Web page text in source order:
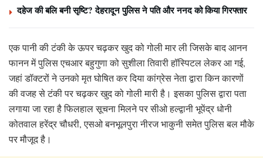
दहेज की बलि बनी सृष्टि? देहरादून पुलिस ने पति और ननद को किया गिरफ्तार
एक पानी की टंकी के ऊपर चढ़कर खुद को गोली मार ली जिसके बाद आनन
फानन में पुलिस एचआर बहुगुणा को सुशीला तिवारी हॉस्पिटल लेकर आ गई,
जहां डॉक्टरों ने उनको मृत घोषित कर दिया कांग्रेस नेता द्वारा किन कारणों
की वजह से टंकी पर चढ़कर खुद को गोली मारी है। इसका पुलिस द्वारा पता
लगाया जा रहा है फिलहाल सूचना मिलने पर सीओ हल्द्वानी भूपेंद्र धोनी
कोतवाल हरेंद्र चौधरी, एसओ बनभूलपुरा नीरज भाकुनी समेत पुलिस बल मौके
पर मौजूद है।